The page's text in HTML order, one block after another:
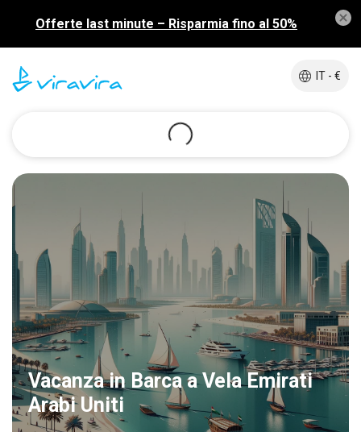
Offerte last minute – Risparmia fino al 50%
IT - €
Vacanza in Barca a Vela Emirati
Arabi Uniti